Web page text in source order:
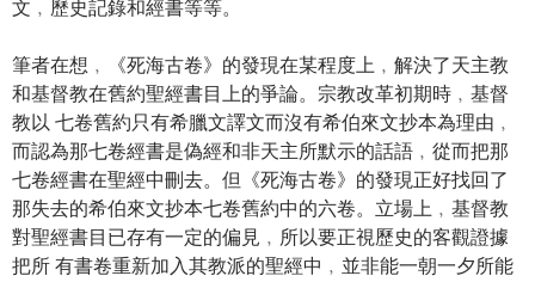
文﹐歷史記錄和經書等等。
筆者在想﹐《死海古卷》的發現在某程度上﹐解決了天主教
和基督教在舊約聖經書目上的爭論。宗教改革初期時﹐基督
教以 七卷舊約只有希臘文譯文而沒有希伯來文抄本為理由﹐
而認為那七卷經書是偽經和非天主所默示的話語﹐從而把那
七卷經書在聖經中刪去。但《死海古卷》的發現正好找回了
那失去的希伯來文抄本七卷舊約中的六卷。立場上﹐基督教
對聖經書目已存有一定的偏見﹐所以要正視歷史的客觀證據
把所 有書卷重新加入其教派的聖經中﹐並非能一朝一夕所能